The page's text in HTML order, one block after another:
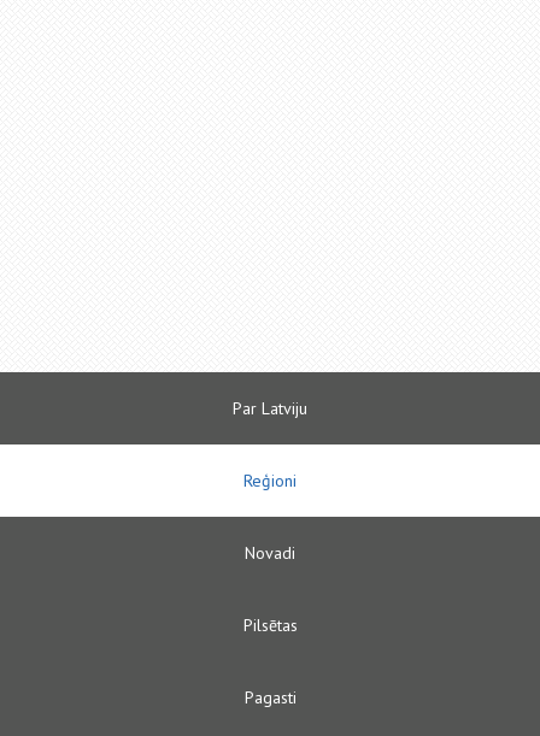
Par Latviju
Reģioni
Novadi
Pilsētas
Pagasti